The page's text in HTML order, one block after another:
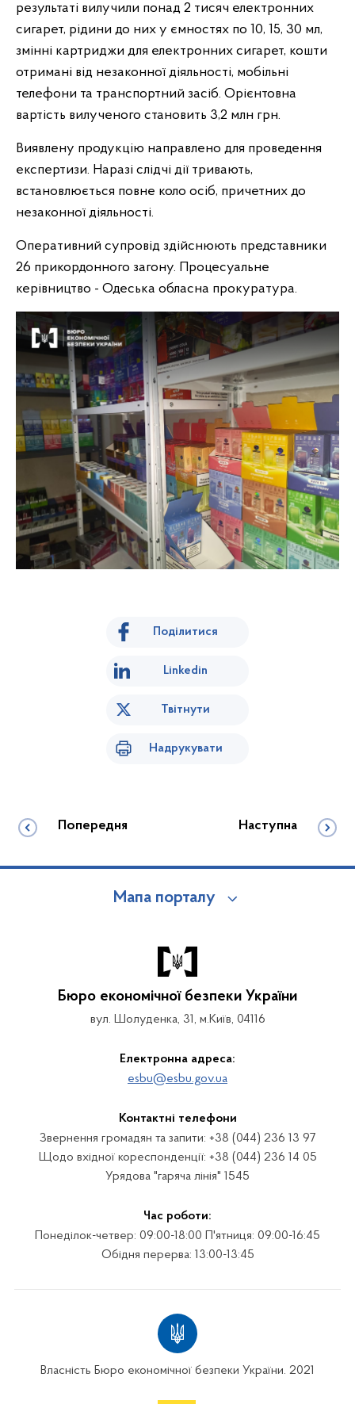
результаті вилучили понад 2 тисяч електронних
сигарет, рідини до них у ємностях по 10, 15, 30 мл,
змінні картриджи для електронних сигарет, кошти
отримані від незаконної діяльності, мобільні
телефони та транспортний засіб. Орієнтовна
вартість вилученого становить 3,2 млн грн.
Виявлену продукцію направлено для проведення
експертизи. Наразі слідчі дії тривають,
встановлюється повне коло осіб, причетних до
незаконної діяльності.
Оперативний супровід здійснюють представники
26 прикордонного загону. Процесуальне
керівництво - Одеська обласна прокуратура.
Поділитися
Linkedin
Твітнути
Надрукувати
Попередня Наступна
Мапа порталу
Бюро економічної безпеки України
вул. Шолуденка, 31, м.Київ, 04116
Електронна адреса:
esbu@esbu.gov.ua
Контактні телефони
Звернення громадян та запити: +38 (044) 236 13 97
Щодо вхідної кореспонденції: +38 (044) 236 14 05
Урядова "гаряча лінія" 1545
Час роботи:
Понеділок-четвер: 09:00-18:00 П'ятниця: 09:00-16:45
Обідня перерва: 13:00-13:45
Власність Бюро економічної безпеки України. 2021